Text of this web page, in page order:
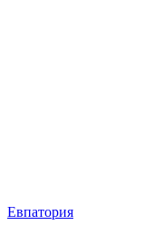
Евпатория